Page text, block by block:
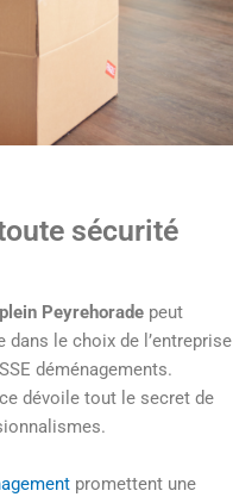
sécurité
Peyrehorade peut
le choix de l’entreprise
déménagements.
dévoile tout le secret de
promettent une